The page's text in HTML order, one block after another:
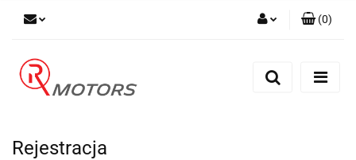
Zarejestruj się
(0)
Rejestracja